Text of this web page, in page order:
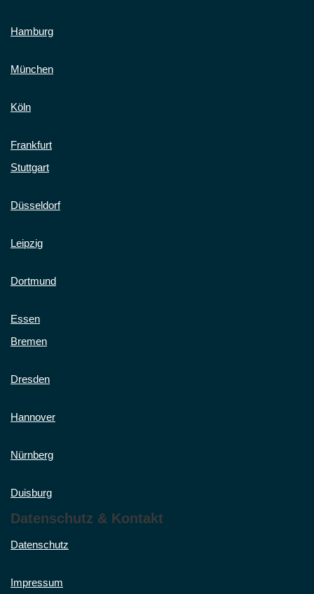
Hamburg
München
Köln
Frankfurt
Stuttgart
Düsseldorf
Leipzig
Dortmund
Essen
Bremen
Dresden
Hannover
Nürnberg
Duisburg
Datenschutz & Kontakt
Datenschutz
Impressum